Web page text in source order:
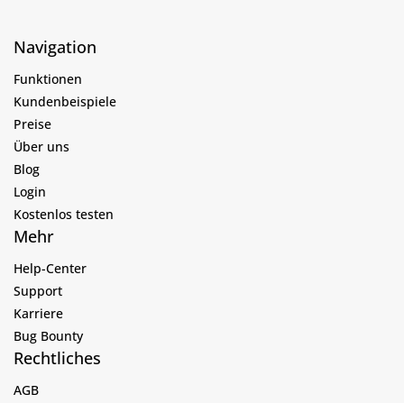
Navigation
Funktionen
Kundenbeispiele
Preise
Über uns
Blog
Login
Kostenlos testen
Mehr
Help-Center
Support
Karriere
Bug Bounty
Rechtliches
AGB